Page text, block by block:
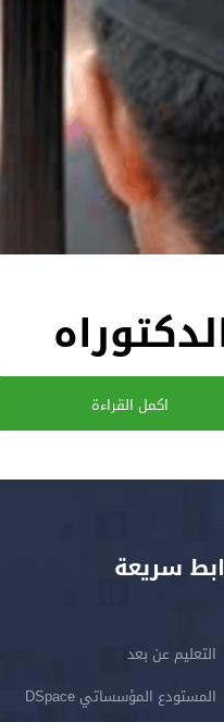
اكمل القراءة
سريعة
التعليم عن بعد
المستودع المؤسساتي DSpace